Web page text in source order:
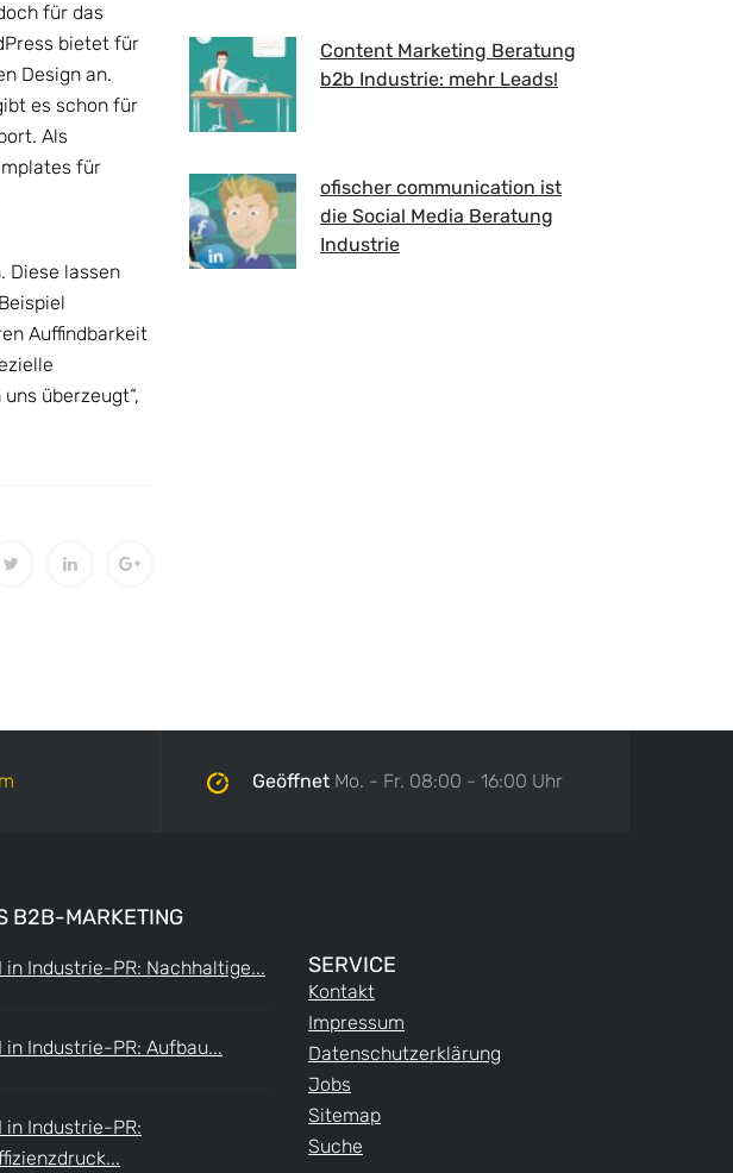
für das
bietet für
Design an.
es schon für
Als
für
Diese lassen
Auffindbarkeit
überzeugt“,
Content Marketing Beratung
b2b Industrie: mehr Leads!
ofischer communication ist
die Social Media Beratung
Industrie
Geöffnet Mo. - Fr. 08:00 - 16:00 Uhr
B2B-MARKETING
in Industrie-PR: Nachhaltige...
in Industrie-PR: Aufbau...
in Industrie-PR:
SERVICE
Kontakt
Impressum
Datenschutzerklärung
Jobs
Sitemap
Suche